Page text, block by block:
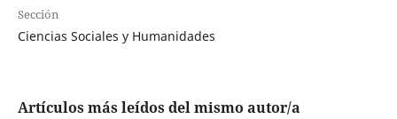
Sección
Ciencias Sociales y Humanidades
Artículos más leídos del mismo autor/a